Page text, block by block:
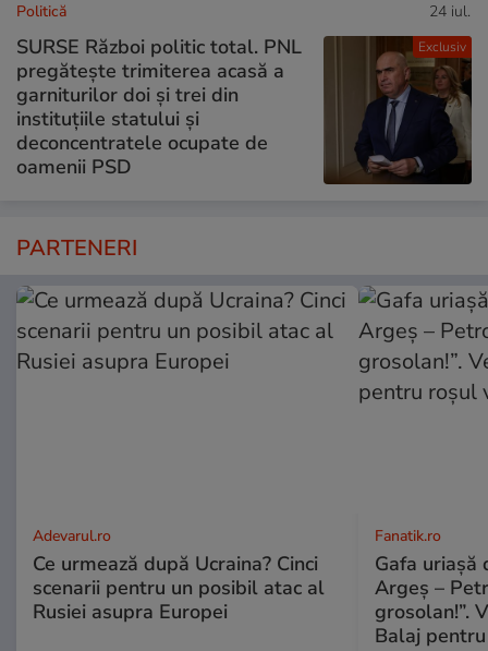
Exclusiv
Politică 24 iul.
SURSE Război politic total. PNL
pregătește trimiterea acasă a
garniturilor doi și trei din
instituțiile statului și
deconcentratele ocupate de
oamenii PSD
PARTENERI
Adevarul.ro
Ce urmează după Ucraina? Cinci
scenarii pentru un posibil atac al
Rusiei asupra Europei
Fanatik.ro
Gafa uriașă
Argeș –
grosolan!”.
Balaj